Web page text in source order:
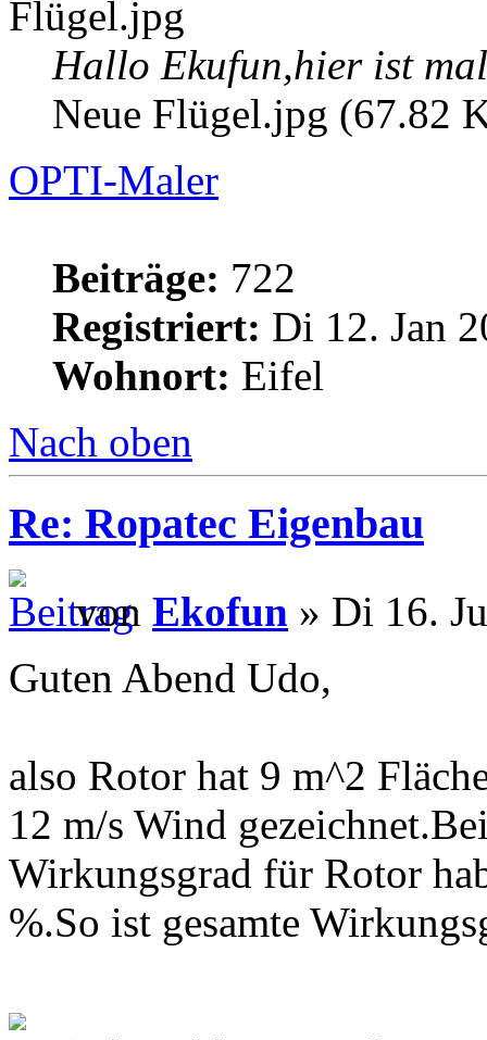
Hallo Ekufun,hier ist
Neue Flügel.jpg (67.82
OPTI-Maler
Beiträge: 722
Registriert: Di 12. Jan
Wohnort: Eifel
Nach oben
Re: Ropatec Eigenbau
von Ekofun » Di 16.
Guten Abend Udo,
also Rotor hat 9 m^2
12 m/s Wind
Wirkungsgrad für Rotor
%.So ist gesamte